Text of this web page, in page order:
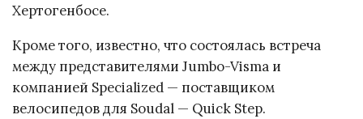
Хертогенбосе.
Кроме того, известно, что состоялась встреча
между представителями Jumbo-Visma и
компанией Specialized — поставщиком
велосипедов для Soudal — Quick Step.